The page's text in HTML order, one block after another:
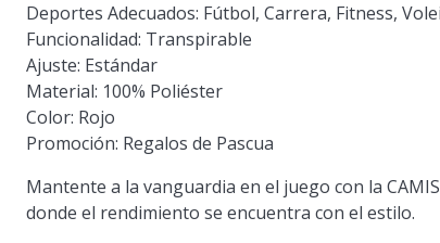
Deportes Adecuados: Fútbol, Carrera, Fitness,
Funcionalidad: Transpirable
Ajuste: Estándar
Material: 100% Poliéster
Color: Rojo
Promoción: Regalos de Pascua
Mantente a la vanguardia en el juego con la
donde el rendimiento se encuentra con el estilo.